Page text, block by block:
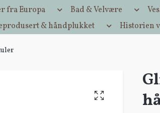
fra Europa Bad & Velvære
& håndplukket Historien